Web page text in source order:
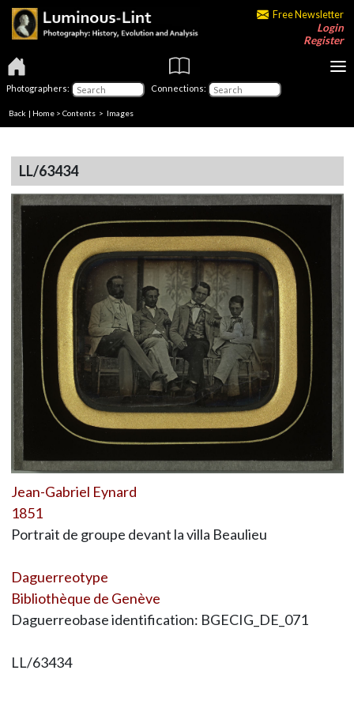
Free Newsletter
Login
Register
Photographers: Connections:
Back | Home > Contents > Images
LL/63434
Jean-Gabriel Eynard
1851
Portrait de groupe devant la villa Beaulieu
Daguerreotype
Bibliothèque de Genève
Daguerreobase identification: BGECIG_DE_071
LL/63434